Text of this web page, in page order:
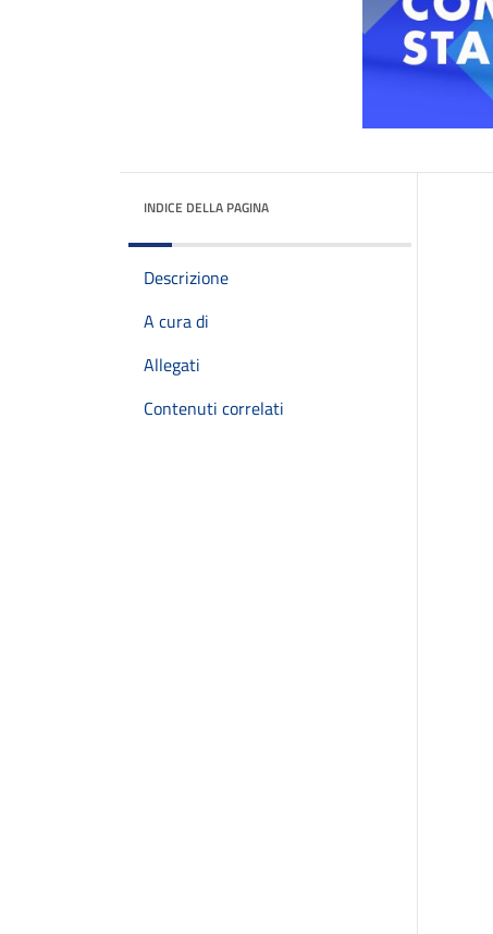
INDICE DELLA PAGINA
Descrizione
A cura di
Allegati
Contenuti correlati